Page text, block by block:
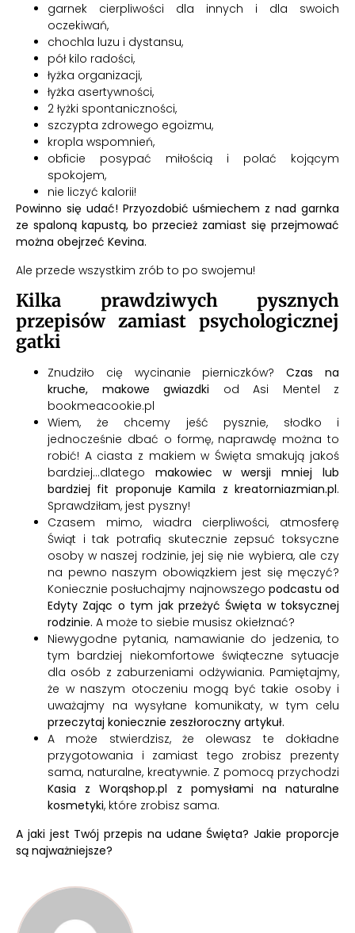
garnek cierpliwości dla innych i dla swoich
oczekiwań,
chochla luzu i dystansu,
pół kilo radości,
łyżka organizacji,
łyżka asertywności,
2 łyżki spontaniczności,
szczypta zdrowego egoizmu,
kropla wspomnień,
obficie posypać miłością i polać kojącym
spokojem,
nie liczyć kalorii!
Powinno się udać! Przyozdobić uśmiechem z nad garnka
ze spaloną kapustą, bo przecież zamiast się przejmować
można obejrzeć Kevina.
Ale przede wszystkim zrób to po swojemu!
Kilka prawdziwych pysznych
przepisów zamiast psychologicznej
gatki
Znudziło cię wycinanie pierniczków?Czas na
kruche, makowe gwiazdki od Asi Mentel z
bookmeacookie.pl
Wiem, że chcemy jeść pysznie, słodko i
jednocześnie dbać o formę, naprawdę można to
robić! A ciasta z makiem w Święta smakują jakoś
bardziej…dlatego makowiec w wersji mniej lub
bardziej fit proponuje Kamila z kreatorniazmian.pl.
Sprawdziłam, jest pyszny!
Czasem mimo, wiadra cierpliwości, atmosferę
Świąt i tak potrafią skutecznie zepsuć toksyczne
osoby w naszej rodzinie, jej się nie wybiera, ale czy
na pewno naszym obowiązkiem jest się męczyć?
Koniecznie posłuchajmy najnowszego podcastu od
Edyty Zając o tym jak przeżyć Święta w toksycznej
rodzinie. A może to siebie musisz okiełznać?
Niewygodne pytania, namawianie do jedzenia, to
tym bardziej niekomfortowe świąteczne sytuacje
dla osób z zaburzeniami odżywiania. Pamiętajmy,
że w naszym otoczeniu mogą być takie osoby i
uważajmy na wysyłane komunikaty, w tym celu
przeczytaj koniecznie zeszłoroczny artykuł.
A może stwierdzisz, że olewasz te dokładne
przygotowania i zamiast tego zrobisz prezenty
sama, naturalne, kreatywnie. Z pomocą przychodzi
Kasia z Worqshop.pl z pomysłami na naturalne
kosmetyki, które zrobisz sama.
A jaki jest Twój przepis na udane Święta? Jakie proporcje
są najważniejsze?